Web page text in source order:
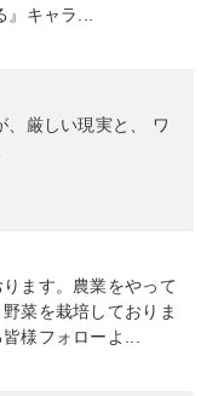
キャラ...
、厳しい現実と、 ワ
ます。農業をやって
菜を栽培しておりま
様フォローよ...